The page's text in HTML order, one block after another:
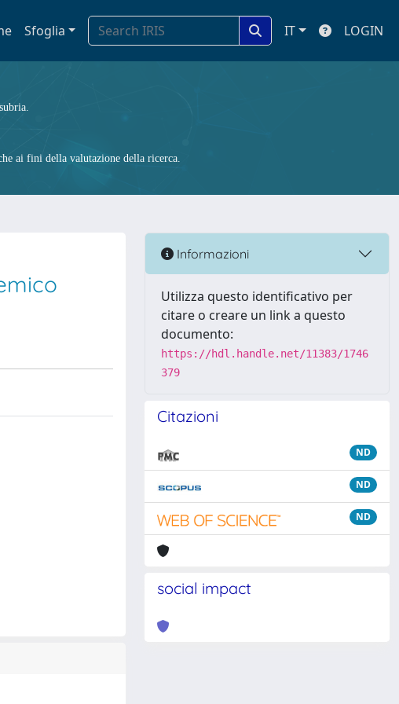
Sfoglia IT LOGIN
ai fini della valutazione della ricerca.
Informazioni
Utilizza questo identificativo per
citare o creare un link a questo
documento:
https://hdl.handle.net/11383/1746
379
Citazioni
ND
ND
ND
social impact